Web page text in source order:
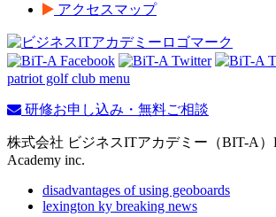
アクセスマップ
patriot golf club menu
研修お申し込み・無料ご相談
株式会社 ビジネスITアカデミー（BIT-A）
Academy inc.
disadvantages of using geoboards
lexington ky breaking news